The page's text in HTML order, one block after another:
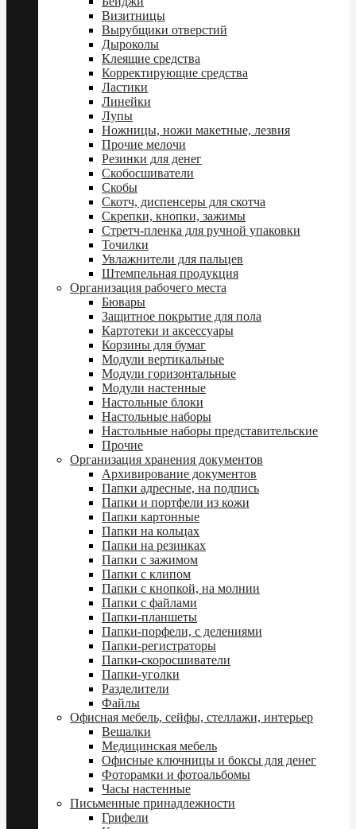
Визитницы
Вырубщики отверстий
Дыроколы
Клеящие средства
Корректирующие средства
Ластики
Линейки
Лупы
Ножницы, ножи макетные, лезвия
Прочие мелочи
Резинки для денег
Скобосшиватели
Скобы
Скотч, диспенсеры для скотча
Скрепки, кнопки, зажимы
Стретч-пленка для ручной упаковки
Точилки
Увлажнители для пальцев
Штемпельная продукция
Организация рабочего места
Бювары
Защитное покрытие для пола
Картотеки и аксессуары
Корзины для бумаг
Модули вертикальные
Модули горизонтальные
Модули настенные
Настольные блоки
Настольные наборы
Настольные наборы представительские
Прочие
Организация хранения документов
Архивирование документов
Папки адресные, на подпись
Папки и портфели из кожи
Папки картонные
Папки на кольцах
Папки на резинках
Папки с зажимом
Папки с клипом
Папки с кнопкой, на молнии
Папки с файлами
Папки-планшеты
Папки-порфели, с делениями
Папки-регистраторы
Папки-скоросшиватели
Папки-уголки
Разделители
Файлы
Офисная мебель, сейфы, стеллажи, интерьер
Вешалки
Медицинская мебель
Офисные ключницы и боксы для денег
Фоторамки и фотоальбомы
Часы настенные
Письменные принадлежности
Грифели